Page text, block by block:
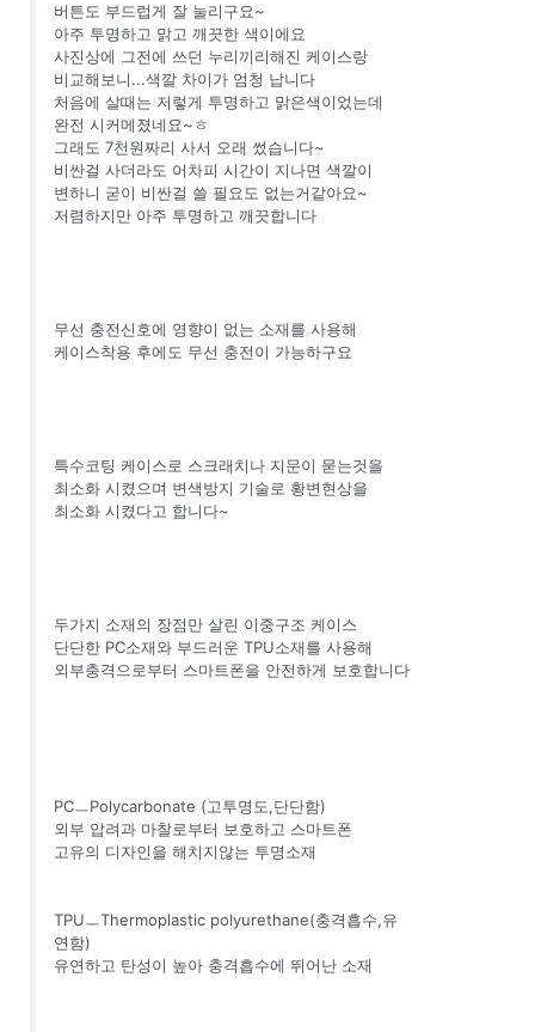
버튼도 부드럽게 잘 눌리구요~
아주 투명하고 맑고 깨끗한 색이에요
사진상에 그전에 쓰던 누리끼리해진 케이스랑
비교해보니...색깔 차이가 엄청 납니다
처음에 살때는 저렇게 투명하고 맑은색이었는데
완전 시커메졌네요~ㅎ
그래도 7천원짜리 사서 오래 썼습니다~
비싼걸 사더라도 어차피 시간이 지나면 색깔이
변하니 굳이 비싼걸 쓸 필요도 없는거같아요~
저렴하지만 아주 투명하고 깨끗합니다
무선 충전신호에 영향이 없는 소재를 사용해
케이스착용 후에도 무선 충전이 가능하구요
특수코팅 케이스로 스크래치나 지문이 묻는것을
최소화 시켰으며 변색방지 기술로 황변현상을
최소화 시켰다고 합니다~
두가지 소재의 장점만 살린 이중구조 케이스
단단한 PC소재와 부드러운 TPU소재를 사용해
외부충격으로부터 스마트폰을 안전하게 보호합니다
PCㅡPolycarbonate (고투명도,단단함)
외부 압려과 마찰로부터 보호하고 스마트폰
고유의 디자인을 해치지않는 투명소재
TPUㅡThermoplastic polyurethane(충격흡수,유
연함)
유연하고 탄성이 높아 충격흡수에 뛰어난 소재